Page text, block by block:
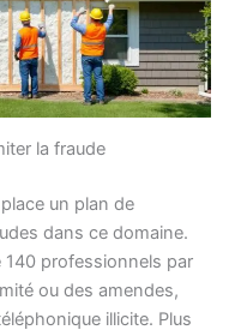
la fraude
un plan de
dans ce domaine.
140 professionnels par
ou des amendes,
illicite. Plus